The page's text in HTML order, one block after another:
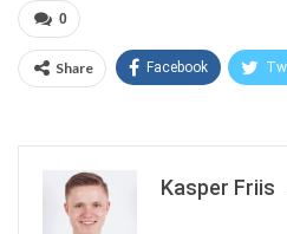
0
Share Facebook
Kasper Friis